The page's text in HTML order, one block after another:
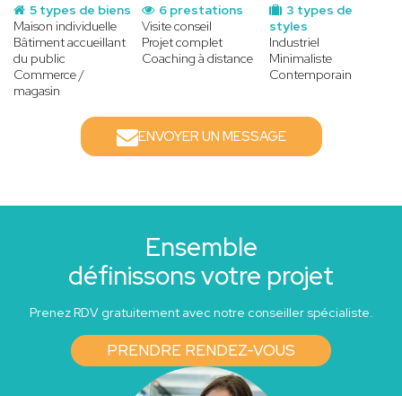
5 types de biens
Maison individuelle
Bâtiment accueillant
du public
Commerce /
magasin
3 types de
styles
Industriel
Minimaliste
Contemporain
6 prestations
Visite conseil
Projet complet
Coaching à distance
ENVOYER UN MESSAGE
Ensemble
définissons votre projet
Prenez RDV gratuitement avec notre conseiller spécialiste.
PRENDRE RENDEZ-VOUS